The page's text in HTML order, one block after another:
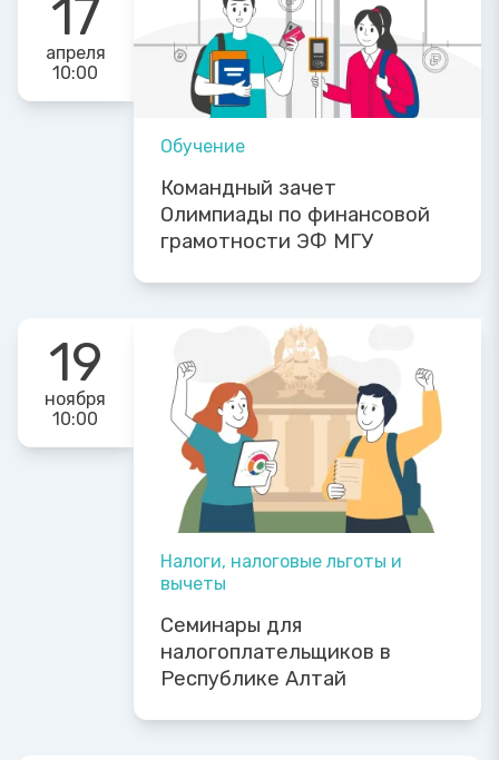
17
апреля
10:00
Обучение
Командный зачет
Олимпиады по финансовой
грамотности ЭФ МГУ
19
ноября
10:00
Налоги, налоговые льготы и
вычеты
Семинары для
налогоплательщиков в
Республике Алтай